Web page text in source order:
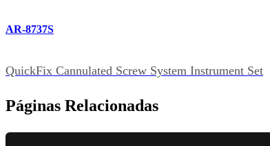
AR-8737S
QuickFix Cannulated Screw System Instrument Set
Páginas Relacionadas